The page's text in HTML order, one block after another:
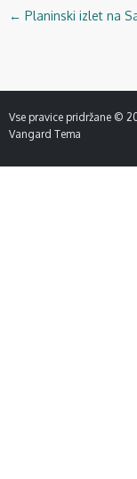
← Planinski izlet na
Vse pravice pridržane ©
Vangard Tema